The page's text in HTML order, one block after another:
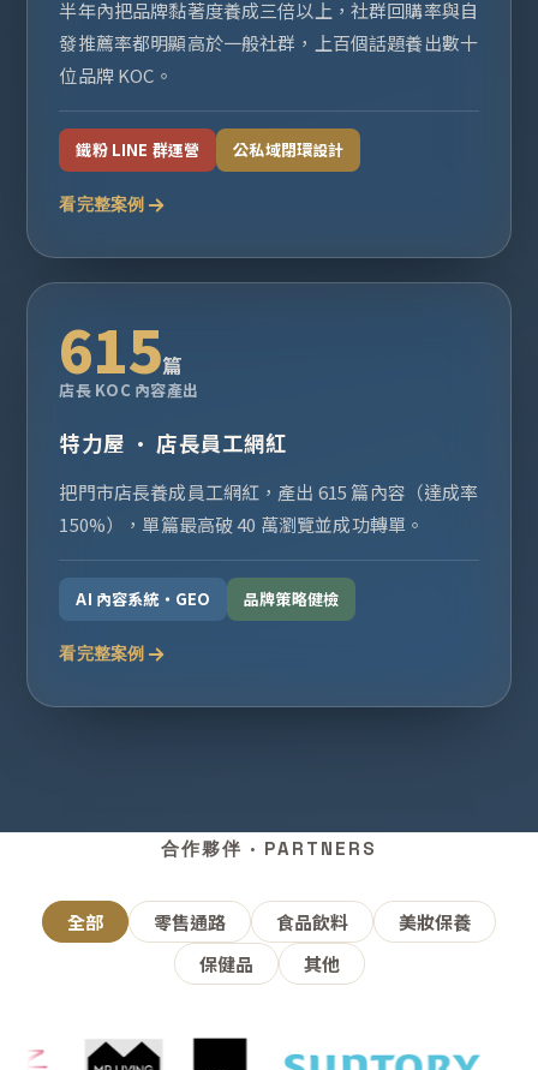
半年內把品牌黏著度養成三倍以上，社群回購率與自
發推薦率都明顯高於一般社群，上百個話題養出數十
位品牌 KOC。
鐵粉 LINE 群運營 公私域閉環設計
看完整案例
615篇
店長 KOC 內容產出
特力屋 · 店長員工網紅
把門市店長養成員工網紅，產出 615 篇內容（達成率
150%），單篇最高破 40 萬瀏覽並成功轉單。
AI 內容系統・GEO 品牌策略健檢
看完整案例
合作夥伴 · PARTNERS
全部 零售通路 食品飲料
美妝保養
保健品
其他